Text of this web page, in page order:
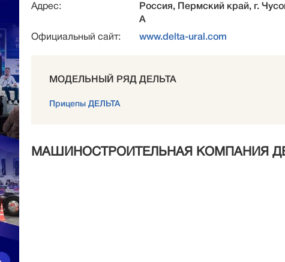
Адрес:
Россия, Пермский край, г.
А
Официальный сайт:
www.delta-ural.com
МОДЕЛЬНЫЙ РЯД ДЕЛЬТА
Прицепы ДЕЛЬТА
МАШИНОСТРОИТЕЛЬНАЯ КОМПАНИЯ